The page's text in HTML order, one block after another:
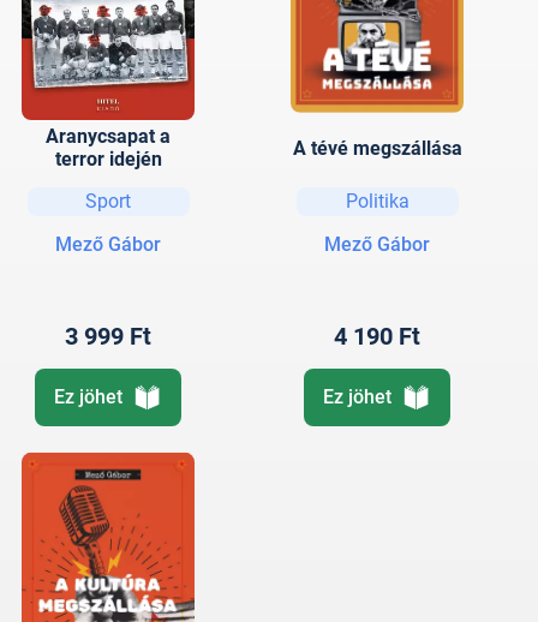
Aranycsapat a
terror idején
Sport
Mező Gábor
3 999 Ft
Ez jöhet
A tévé megszállása
Politika
Mező Gábor
4 190 Ft
Ez jöhet